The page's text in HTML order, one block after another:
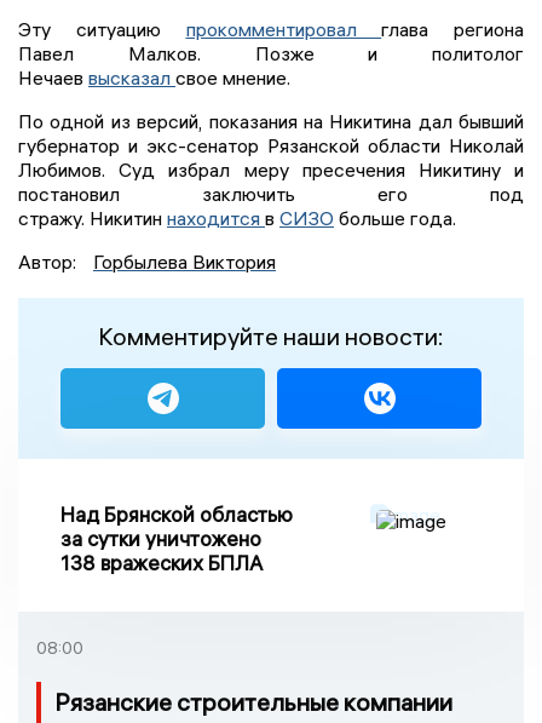
Эту ситуацию прокомментировалглава региона
Павел Малков. Позже и политолог
Нечаев высказал свое мнение.
По одной из версий, показания на Никитина дал бывший
губернатор и экс-сенатор Рязанской области Николай
Любимов. Суд избрал меру пресечения Никитину и
постановил заключить его под
стражу. Никитин находится в СИЗО больше года.
Автор:
Горбылева Виктория
Комментируйте наши новости:
Над Брянской областью
за сутки уничтожено
138 вражеских БПЛА
08:00
Рязанские строительные компании